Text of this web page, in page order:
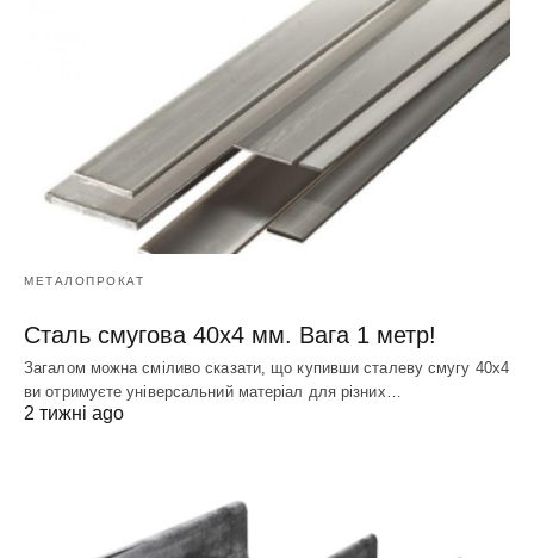
МЕТАЛОПРОКАТ
Сталь смугова 40х4 мм. Вага 1 метр!
Загалом можна сміливо сказати, що купивши сталеву смугу 40х4
ви отримуєте універсальний матеріал для різних…
2 тижні ago